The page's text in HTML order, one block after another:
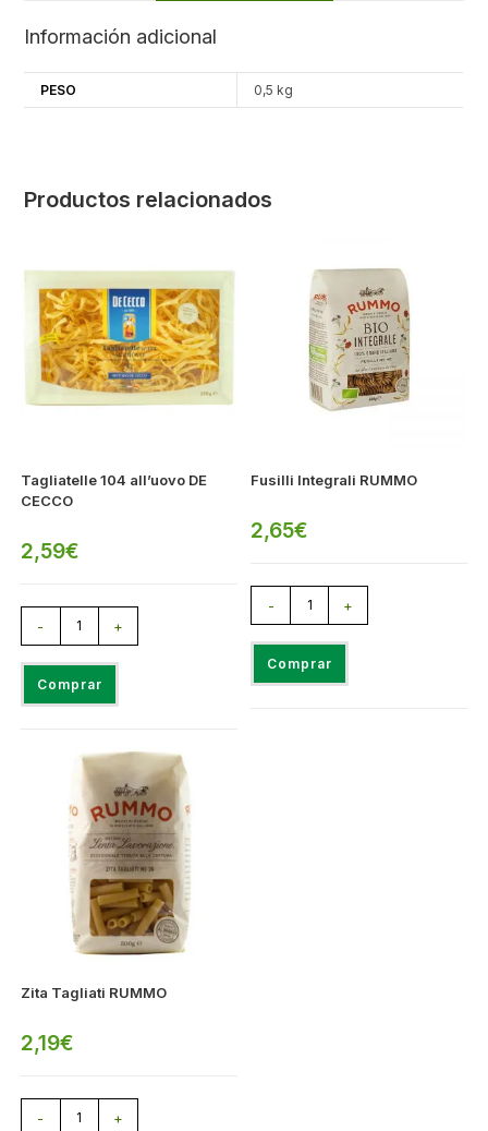
Información adicional
PESO 0,5 kg
Productos relacionados
Tagliatelle 104 all’uovo DE
CECCO
2,59€
- +
Comprar
Fusilli Integrali RUMMO
2,65€
- +
Comprar
Zita Tagliati RUMMO
2,19€
- +